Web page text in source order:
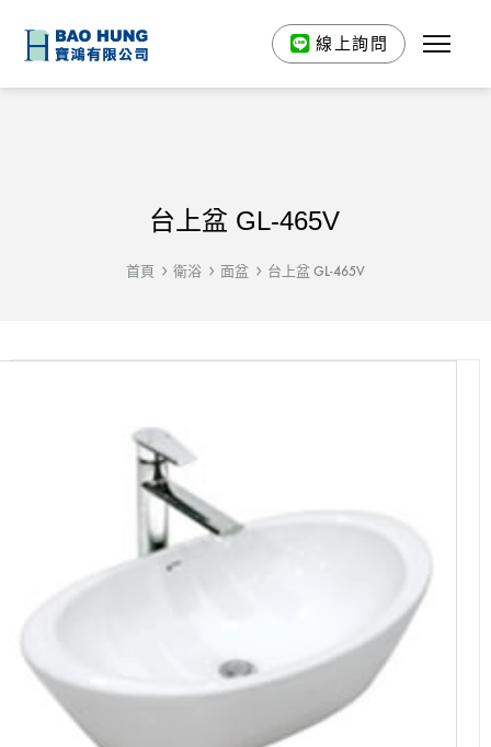
線上詢問
台上盆 GL-465V
首頁 衛浴 面盆 台上盆 GL-465V